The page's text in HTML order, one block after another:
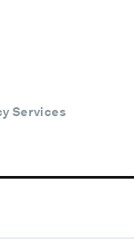
Services